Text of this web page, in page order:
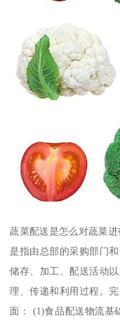
蔬菜配送是怎么对蔬菜
是指由总部的采购部门
储存、加工、配送活动
理、传递和利用过程。
面： (1)食品配送物流基